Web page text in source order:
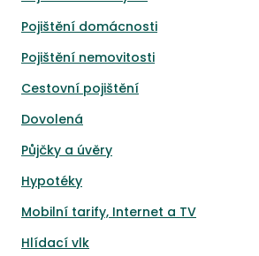
Pojištění domácnosti
Pojištění nemovitosti
Cestovní pojištění
Dovolená
Půjčky a úvěry
Hypotéky
Mobilní tarify, Internet a TV
Hlídací vlk